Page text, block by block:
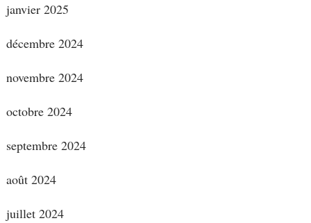
janvier 2025
décembre 2024
novembre 2024
octobre 2024
septembre 2024
août 2024
juillet 2024